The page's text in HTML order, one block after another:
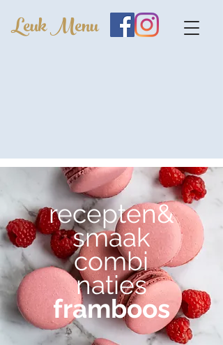
Leuk Menu
recepten&
smaak
combi
naties
framboos